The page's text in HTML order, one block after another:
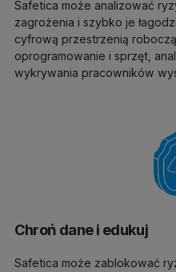
Safetica może analizować
zagrożenia i szybko je
cyfrową przestrzenią
oprogramowanie i sprzęt,
wykrywania pracowników
Chroń dane i edukuj
Safetica może zablokować